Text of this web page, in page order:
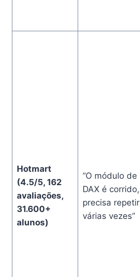
Hotmart
(4.5/5, 162
avaliações,
31.600+
alunos)
“O módulo de
DAX é corrido,
precisa repetir
várias vezes”